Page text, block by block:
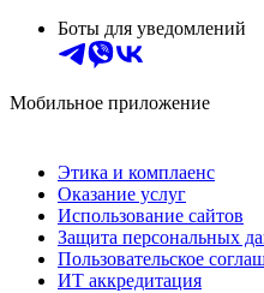
Боты для уведомлений
Мобильное приложение
Этика и комплаенс
Оказание услуг
Использование сайтов
Защита персональных
Пользовательское
ИТ аккредитация